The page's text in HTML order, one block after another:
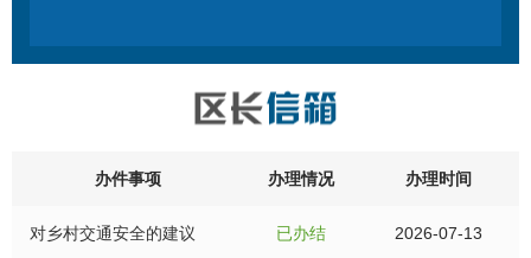
办件事项 办理情况 办理时间
对乡村交通安全的建议 已办结 2026-07-13